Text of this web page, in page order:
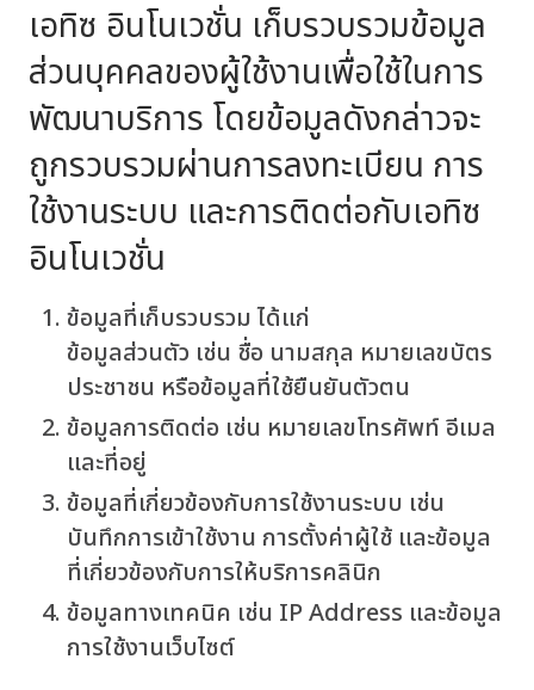
เอทิซ อินโนเวชั่น เก็บรวบรวมข้อมูล
ส่วนบุคคลของผู้ใช้งานเพื่อใช้ในการ
พัฒนาบริการ โดยข้อมูลดังกล่าวจะ
ถูกรวบรวมผ่านการลงทะเบียน การ
ใช้งานระบบ และการติดต่อกับเอทิซ
อินโนเวชั่น
ข้อมูลที่เก็บรวบรวม ได้แก่
ข้อมูลส่วนตัว เช่น ชื่อ นามสกุล หมายเลขบัตร
ประชาชน หรือข้อมูลที่ใช้ยืนยันตัวตน
ข้อมูลการติดต่อ เช่น หมายเลขโทรศัพท์ อีเมล
และที่อยู่
ข้อมูลที่เกี่ยวข้องกับการใช้งานระบบ เช่น
บันทึกการเข้าใช้งาน การตั้งค่าผู้ใช้ และข้อมูล
ที่เกี่ยวข้องกับการให้บริการคลินิก
ข้อมูลทางเทคนิค เช่น IP Address และข้อมูล
การใช้งานเว็บไซต์